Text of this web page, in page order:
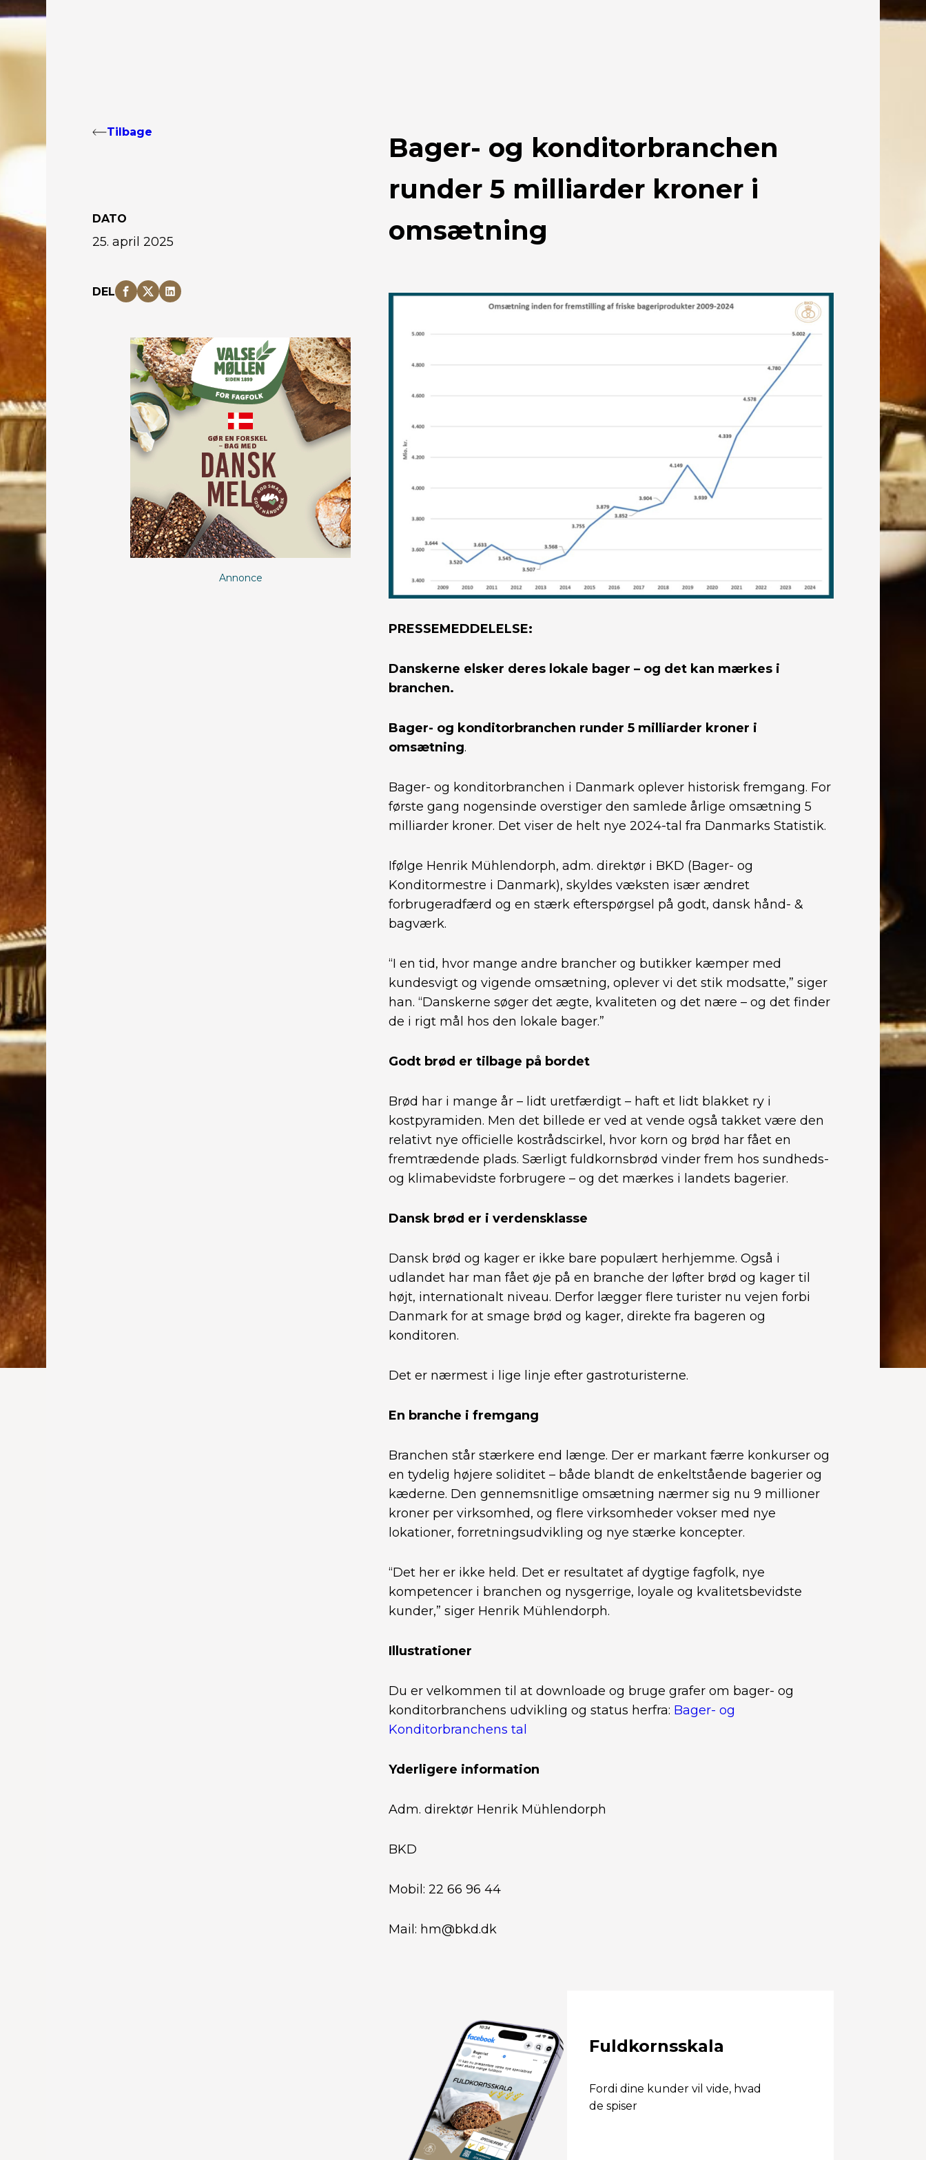
Tilbage
DATO
25. april 2025
DEL
Annonce
Bager- og konditorbranchen
runder 5 milliarder kroner i
omsætning
PRESSEMEDDELELSE:
Danskerne elsker deres lokale bager – og det kan mærkes i
branchen.
Bager- og konditorbranchen runder 5 milliarder kroner i
omsætning.
Bager- og konditorbranchen i Danmark oplever historisk fremgang. For
første gang nogensinde overstiger den samlede årlige omsætning 5
milliarder kroner. Det viser de helt nye 2024-tal fra Danmarks Statistik.
Ifølge Henrik Mühlendorph, adm. direktør i BKD (Bager- og
Konditormestre i Danmark), skyldes væksten især ændret
forbrugeradfærd og en stærk efterspørgsel på godt, dansk hånd- &
bagværk.
“I en tid, hvor mange andre brancher og butikker kæmper med
kundesvigt og vigende omsætning, oplever vi det stik modsatte,” siger
han. “Danskerne søger det ægte, kvaliteten og det nære – og det finder
de i rigt mål hos den lokale bager.”
Godt brød er tilbage på bordet
Brød har i mange år – lidt uretfærdigt – haft et lidt blakket ry i
kostpyramiden. Men det billede er ved at vende også takket være den
relativt nye officielle kostrådscirkel, hvor korn og brød har fået en
fremtrædende plads. Særligt fuldkornsbrød vinder frem hos sundheds-
og klimabevidste forbrugere – og det mærkes i landets bagerier.
Dansk brød er i verdensklasse
Dansk brød og kager er ikke bare populært herhjemme. Også i
udlandet har man fået øje på en branche der løfter brød og kager til
højt, internationalt niveau. Derfor lægger flere turister nu vejen forbi
Danmark for at smage brød og kager, direkte fra bageren og
konditoren.
Det er nærmest i lige linje efter gastroturisterne.
En branche i fremgang
Branchen står stærkere end længe. Der er markant færre konkurser og
en tydelig højere soliditet – både blandt de enkeltstående bagerier og
kæderne. Den gennemsnitlige omsætning nærmer sig nu 9 millioner
kroner per virksomhed, og flere virksomheder vokser med nye
lokationer, forretningsudvikling og nye stærke koncepter.
“Det her er ikke held. Det er resultatet af dygtige fagfolk, nye
kompetencer i branchen og nysgerrige, loyale og kvalitetsbevidste
kunder,” siger Henrik Mühlendorph.
Illustrationer
Du er velkommen til at downloade og bruge grafer om bager- og
konditorbranchens udvikling og status herfra: Bager- og
Konditorbranchens tal
Yderligere information
Adm. direktør Henrik Mühlendorph
BKD
Mobil: 22 66 96 44
Mail: hm@bkd.dk
Fuldkornsskala
Fordi dine kunder vil vide, hvad
de spiser